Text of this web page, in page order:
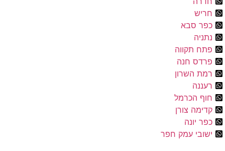
חריש
כפר סבא
נתניה
פתח תקווה
פרדס חנה
רמת השרון
רעננה
חוף הכרמל
קדימה צורן
כפר יונה
ישובי עמק חפר